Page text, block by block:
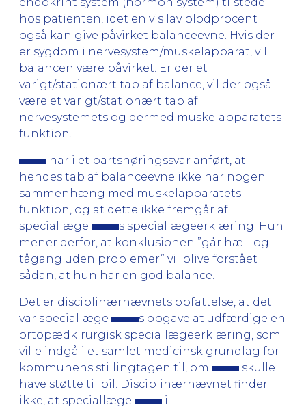
hos patienten, idet en vis lav blodprocent
også kan give påvirket balanceevne. Hvis der
er sygdom i nervesystem/muskelapparat, vil
balancen være påvirket. Er der et
varigt/stationært tab af balance, vil der også
være et varigt/stationært tab af
nervesystemets og dermed muskelapparatets
funktion.
har i et partshøringssvar anført, at
hendes tab af balanceevne ikke har nogen
sammenhæng med muskelapparatets
funktion, og at dette ikke fremgår af
speciallæge
s speciallægeerklæring. Hun
mener derfor, at konklusionen ”går hæl- og
tågang uden problemer” vil blive forstået
sådan, at hun har en god balance.
Det er disciplinærnævnets opfattelse, at det
var speciallæge
s opgave at udfærdige en
ortopædkirurgisk speciallægeerklæring, som
ville indgå i et samlet medicinsk grundlag for
kommunens stillingtagen til, om
skulle
have støtte til bil. Disciplinærnævnet finder
ikke, at speciallæge
i